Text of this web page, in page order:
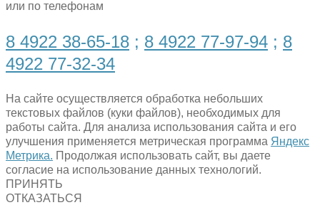
или по телефонам
8 4922 38-65-18 ; 8 4922 77-97-94 ; 8
4922 77-32-34
На сайте осуществляется обработка небольших
текстовых файлов (куки файлов), необходимых для
работы сайта. Для анализа использования сайта и его
улучшения применяется метрическая программа Яндекс
Метрика. Продолжая использовать сайт, вы даете
согласие на использование данных технологий.
ПРИНЯТЬ
ОТКАЗАТЬСЯ